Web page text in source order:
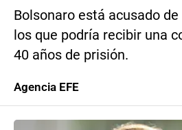
Bolsonaro está acusado
los que podría recibir una
40 años de prisión.
Agencia EFE